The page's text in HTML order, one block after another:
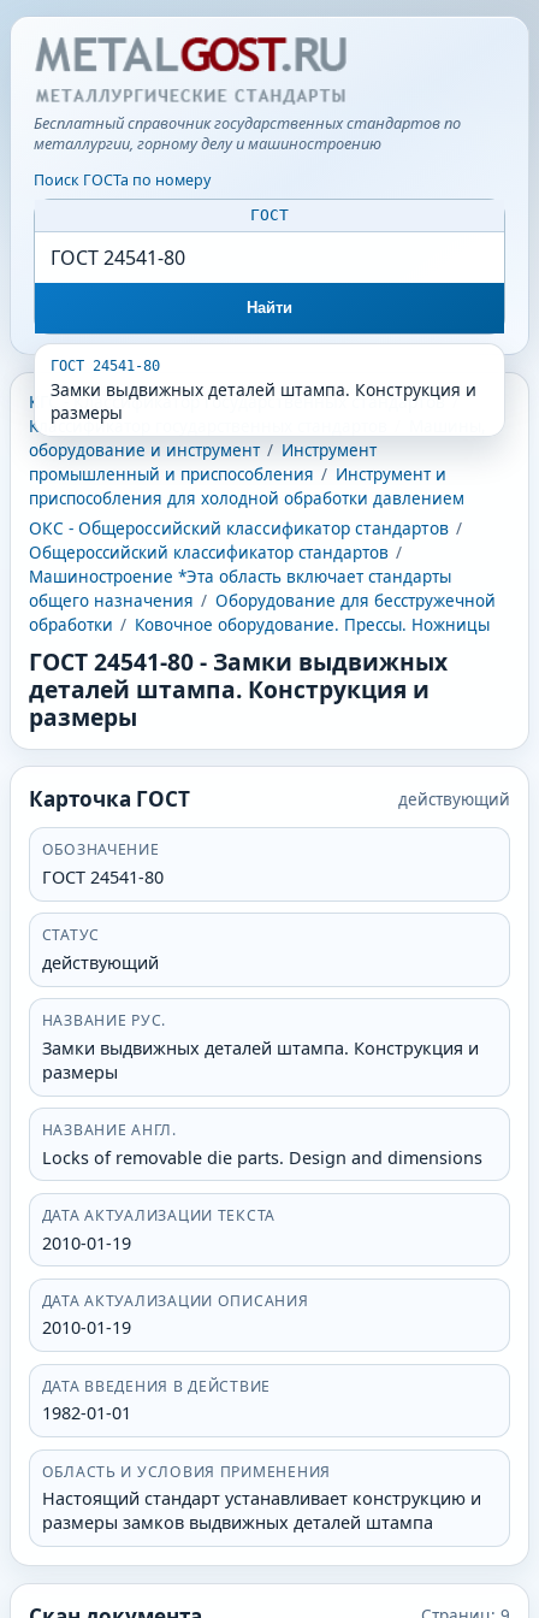
Бесплатный справочник государственных стандартов по
металлургии, горному делу и машиностроению
Поиск ГОСТа по номеру
ГОСТ
Найти
ГОСТ 24541-80
Замки выдвижных деталей штампа. Конструкция и
размеры
КГС - Классификатор государственных стандартов /
Классификатор государственных стандартов
оборудование и инструмент / Инструмент
промышленный и приспособления / Инструмент и
приспособления для холодной обработки давлением
ОКС - Общероссийский классификатор стандартов /
Общероссийский классификатор стандартов /
Машиностроение *Эта область включает стандарты
общего назначения / Оборудование для бесстружечной
обработки / Ковочное оборудование. Прессы. Ножницы
ГОСТ 24541-80- Замки выдвижных
деталей штампа. Конструкция и
размеры
Карточка ГОСТ действующий
ОБОЗНАЧЕНИЕ
ГОСТ 24541-80
СТАТУС
действующий
НАЗВАНИЕ РУС.
Замки выдвижных деталей штампа. Конструкция и
размеры
НАЗВАНИЕ АНГЛ.
Locks of removable die parts. Design and dimensions
ДАТА АКТУАЛИЗАЦИИ ТЕКСТА
2010-01-19
ДАТА АКТУАЛИЗАЦИИ ОПИСАНИЯ
2010-01-19
ДАТА ВВЕДЕНИЯ В ДЕЙСТВИЕ
1982-01-01
ОБЛАСТЬ И УСЛОВИЯ ПРИМЕНЕНИЯ
Настоящий стандарт устанавливает конструкцию и
размеры замков выдвижных деталей штампа